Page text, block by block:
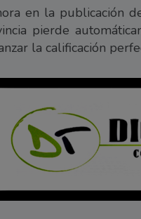
en la publicación
pierde
la calificación